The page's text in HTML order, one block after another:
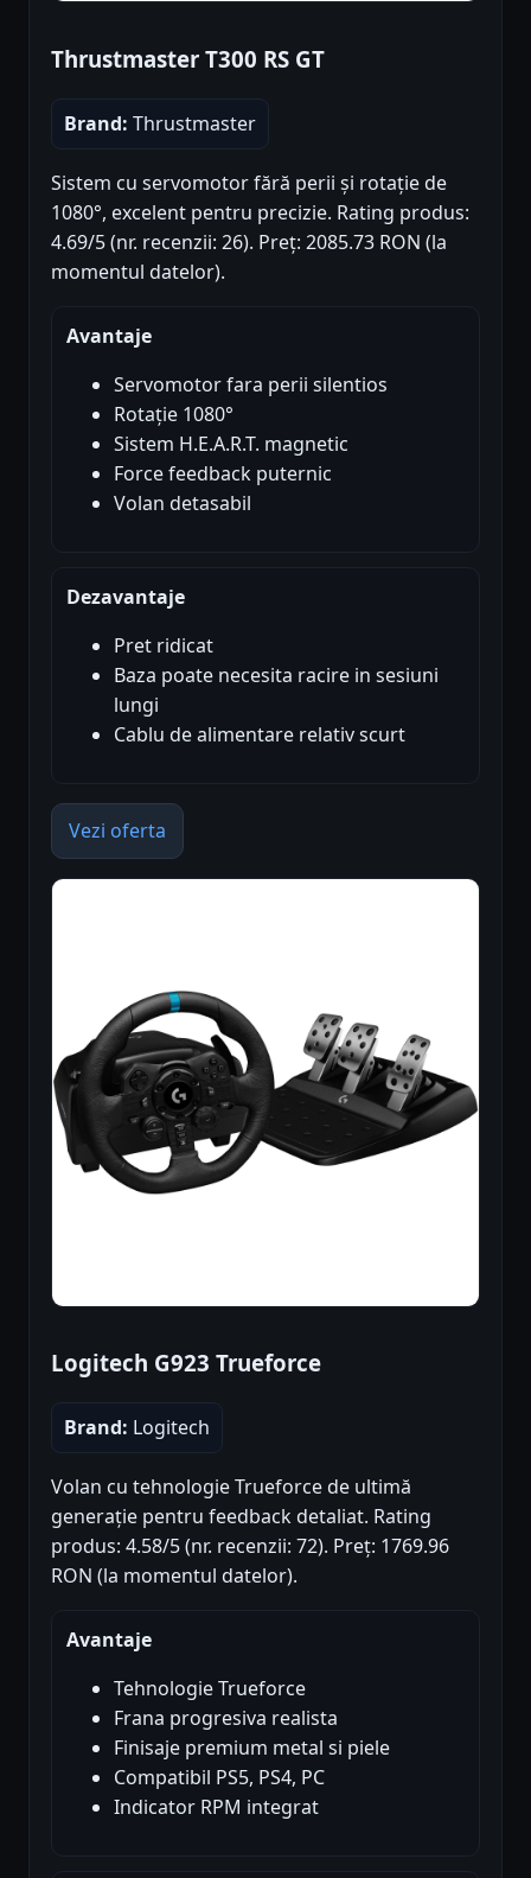
Thrustmaster T300 RS GT
Brand: Thrustmaster
Sistem cu servomotor fără perii și rotație de
1080°, excelent pentru precizie. Rating produs:
4.69/5 (nr. recenzii: 26). Preț: 2085.73 RON (la
momentul datelor).
Avantaje
Servomotor fara perii silentios
Rotație 1080°
Sistem H.E.A.R.T. magnetic
Force feedback puternic
Volan detasabil
Dezavantaje
Pret ridicat
Baza poate necesita racire in sesiuni
lungi
Cablu de alimentare relativ scurt
Vezi oferta
Logitech G923 Trueforce
Brand: Logitech
Volan cu tehnologie Trueforce de ultimă
generație pentru feedback detaliat. Rating
produs: 4.58/5 (nr. recenzii: 72). Preț: 1769.96
RON (la momentul datelor).
Avantaje
Tehnologie Trueforce
Frana progresiva realista
Finisaje premium metal si piele
Compatibil PS5, PS4, PC
Indicator RPM integrat